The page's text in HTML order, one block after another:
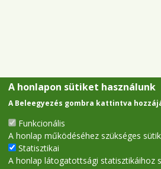
A honlapon sütiket használunk
A Beleegyezés gombra kattintva
Funkcionális
A honlap működéséhez szükséges
Statisztikai
A honlap látogatottsági statisztikáihoz